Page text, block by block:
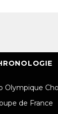
Olympique
de France